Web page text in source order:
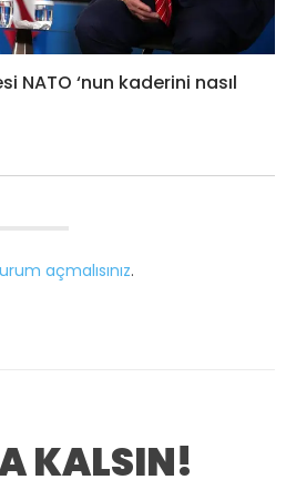
NATO ‘nun kaderini nasıl
açmalısınız.
KALSIN!